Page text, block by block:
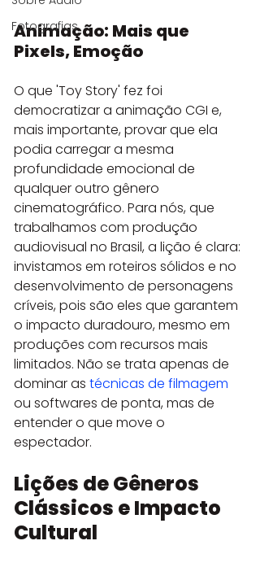
Fotografias
Animação: Mais que
Pixels, Emoção
O que 'Toy Story' fez foi
democratizar a animação CGI e,
mais importante, provar que ela
podia carregar a mesma
profundidade emocional de
qualquer outro gênero
cinematográfico. Para nós, que
trabalhamos com produção
audiovisual no Brasil, a lição é clara:
invistamos em roteiros sólidos e no
desenvolvimento de personagens
críveis, pois são eles que garantem
o impacto duradouro, mesmo em
produções com recursos mais
limitados. Não se trata apenas de
dominar as técnicas de filmagem
ou softwares de ponta, mas de
entender o que move o
espectador.
Lições de Gêneros
Clássicos e Impacto
Cultural